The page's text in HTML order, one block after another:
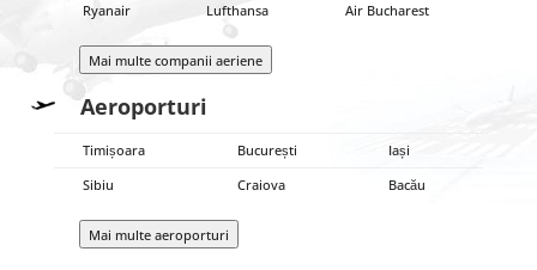
Ryanair
Lufthansa Air Bucharest
Mai multe companii aeriene
Aeroporturi
Timișoara București
Iași
Sibiu
Craiova Bacău
Mai multe aeroporturi